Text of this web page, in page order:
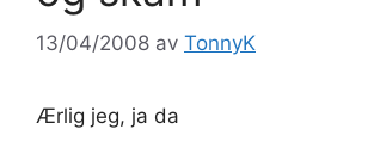
13/04/2008 av TonnyK
Ærlig jeg, ja da